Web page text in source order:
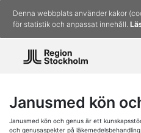
Denna webbplats använder kakor
för statistik och anpassat innehåll.
Janusmed kön
Janusmed kön och genus är ett
och genusaspekter på